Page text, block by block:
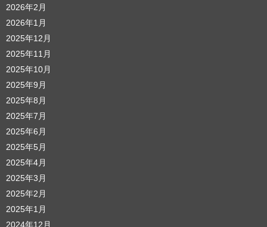
2026年2月
2026年1月
2025年12月
2025年11月
2025年10月
2025年9月
2025年8月
2025年7月
2025年6月
2025年5月
2025年4月
2025年3月
2025年2月
2025年1月
2024年12月